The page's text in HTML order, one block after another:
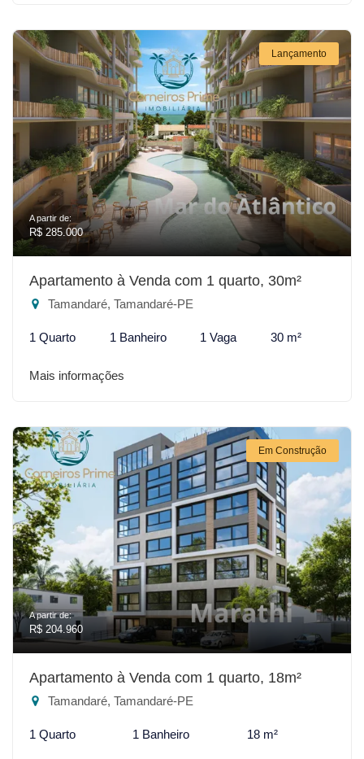
Lançamento
A partir de:
R$ 285.000
Apartamento à Venda com 1 quarto, 30m²
Tamandaré, Tamandaré-PE
1 Quarto 1 Banheiro 1 Vaga 30 m²
Mais informações
Em Construção
A partir de:
R$ 204.960
Apartamento à Venda com 1 quarto, 18m²
Tamandaré, Tamandaré-PE
1 Quarto 1 Banheiro 18 m²